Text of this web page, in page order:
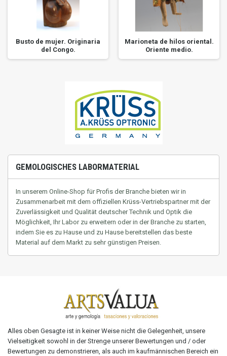
Busto de mujer. Originaria
del Congo.
Marioneta de hilos oriental.
Oriente medio.
GEMOLOGISCHES LABORMATERIAL
In unserem Online-Shop für Profis der Branche bieten wir in
Zusammenarbeit mit dem offiziellen Krüss-Vertriebspartner mit der
Zuverlässigkeit und Qualität deutscher Technik und Optik die
Möglichkeit, Ihr Labor zu erweitern oder in der Branche zu starten,
indem Sie es zu Hause und zu Hause bereitstellen das beste
Material auf dem Markt zu sehr günstigen Preisen.
Alles oben Gesagte ist in keiner Weise nicht die Gelegenheit, unsere
Vielseitigkeit sowohl in der Strenge unserer Bewertungen und / oder
Bewertungen zu demonstrieren, als auch im kaufmännischen Bereich ein